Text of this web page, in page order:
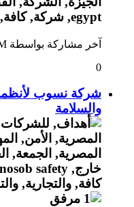
آخر مشاركة بواسطة
0
شركة نسوب لأنظمة
والسلامة